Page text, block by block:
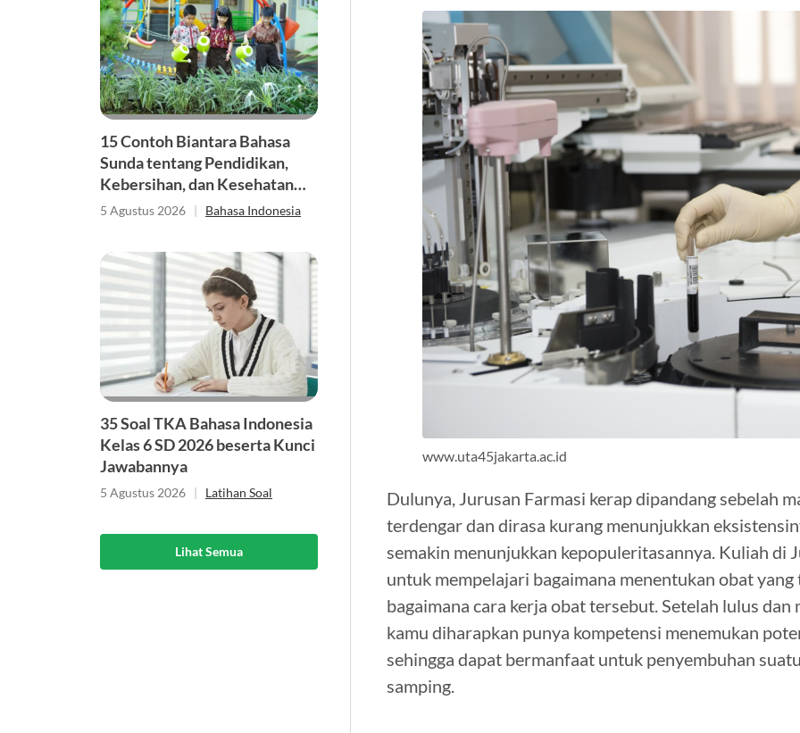
15 Contoh Biantara Bahasa
Sunda tentang Pendidikan,
Kebersihan, dan Kesehatan
Singkat
5 Agustus 2026 | Bahasa Indonesia
35 Soal TKA Bahasa Indonesia
Kelas 6 SD 2026 beserta Kunci
Jawabannya
5 Agustus 2026 | Latihan Soal
Lihat Semua
www.uta45jakarta.ac.id
Dulunya, Jurusan Farmasi kerap dipandang sebelah
terdengar dan dirasa kurang menunjukkan
semakin menunjukkan kepopuleritasannya. Kuliah di
untuk mempelajari bagaimana menentukan obat
bagaimana cara kerja obat tersebut. Setelah lulus
kamu diharapkan punya kompetensi menemukan
sehingga dapat bermanfaat untuk penyembuhan
samping.